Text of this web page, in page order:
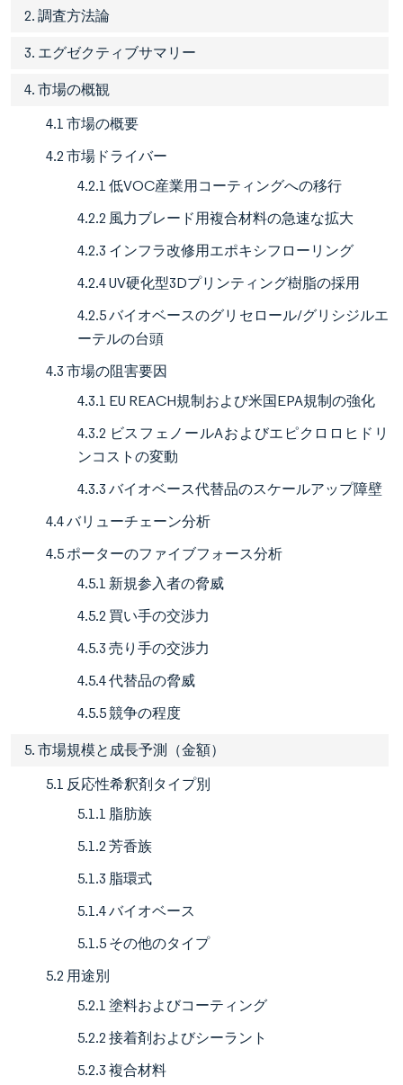
2. 調査方法論
3. エグゼクティブサマリー
4. 市場の概観
4.1 市場の概要
4.2 市場ドライバー
4.2.1 低VOC産業用コーティングへの移行
4.2.2 風力ブレード用複合材料の急速な拡大
4.2.3 インフラ改修用エポキシフローリング
4.2.4 UV硬化型3Dプリンティング樹脂の採用
4.2.5 バイオベースのグリセロール/グリシジルエ
ーテルの台頭
4.3 市場の阻害要因
4.3.1 EU REACH規制および米国EPA規制の強化
4.3.2 ビスフェノールAおよびエピクロロヒドリ
ンコストの変動
4.3.3 バイオベース代替品のスケールアップ障壁
4.4 バリューチェーン分析
4.5 ポーターのファイブフォース分析
4.5.1 新規参入者の脅威
4.5.2 買い手の交渉力
4.5.3 売り手の交渉力
4.5.4 代替品の脅威
4.5.5 競争の程度
5. 市場規模と成長予測（金額）
5.1 反応性希釈剤タイプ別
5.1.1 脂肪族
5.1.2 芳香族
5.1.3 脂環式
5.1.4 バイオベース
5.1.5 その他のタイプ
5.2 用途別
5.2.1 塗料およびコーティング
5.2.2 接着剤およびシーラント
5.2.3 複合材料